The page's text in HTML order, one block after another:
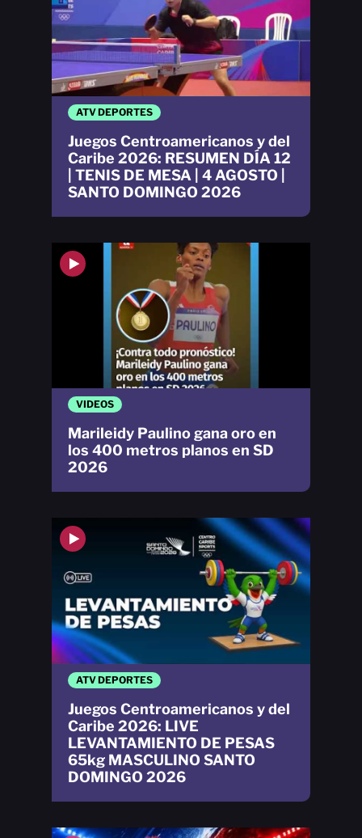
VIDEOS
Marileidy Paulino gana oro en
los 400 metros planos en SD
2026
ATV DEPORTES
Juegos Centroamericanos y del
Caribe 2026: RESUMEN DÍA 12
| TENIS DE MESA | 4 AGOSTO |
SANTO DOMINGO 2026
ATV DEPORTES
Juegos Centroamericanos y del
Caribe 2026: LIVE
LEVANTAMIENTO DE PESAS
65kg MASCULINO SANTO
DOMINGO 2026